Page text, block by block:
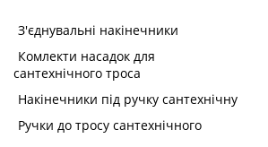
З'єднувальні накінечники
Комлекти насадок для
сантехнічного троса
Накінечники під ручку сантехнічну
Ручки до тросу сантехнічного